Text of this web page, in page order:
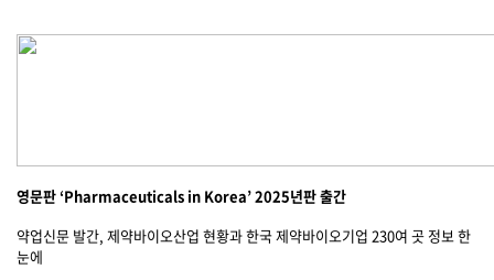
영문판 ‘Pharmaceuticals in Korea’ 2025년판 출간
약업신문 발간, 제약바이오산업 현황과 한국 제약바이오기업 230여 곳 정보 한
눈에